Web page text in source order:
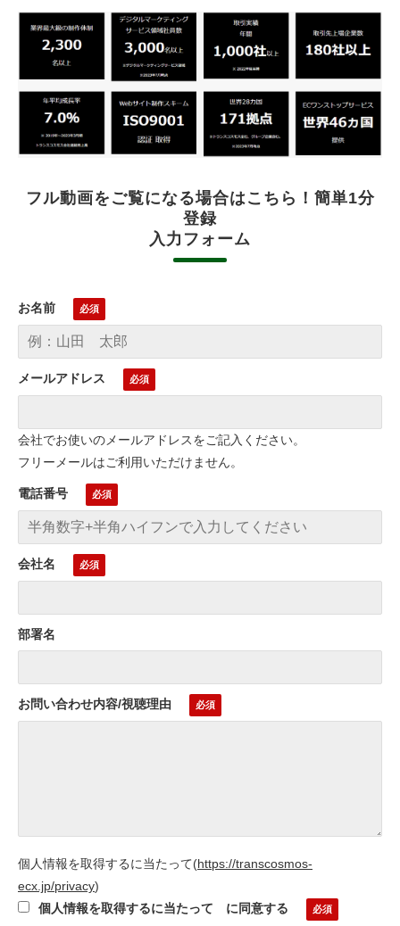
フル動画をご覧になる場合はこちら！簡単1分
登録
入力フォーム
お名前
メールアドレス
会社でお使いのメールアドレスをご記入ください。
フリーメールはご利用いただけません。
電話番号
会社名
部署名
お問い合わせ内容/視聴理由
個人情報を取得するに当たって(https://transcosmos-
ecx.jp/privacy)
個人情報を取得するに当たって に同意する